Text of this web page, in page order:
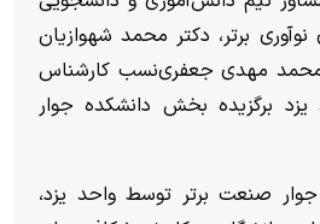
برتر، دکتر محمد شهوازیان
محمد مهدی جعفری‌نسب کارشناس
یزد برگزیده بخش دانشکده جوار
صنعت برتر توسط واحد یزد،